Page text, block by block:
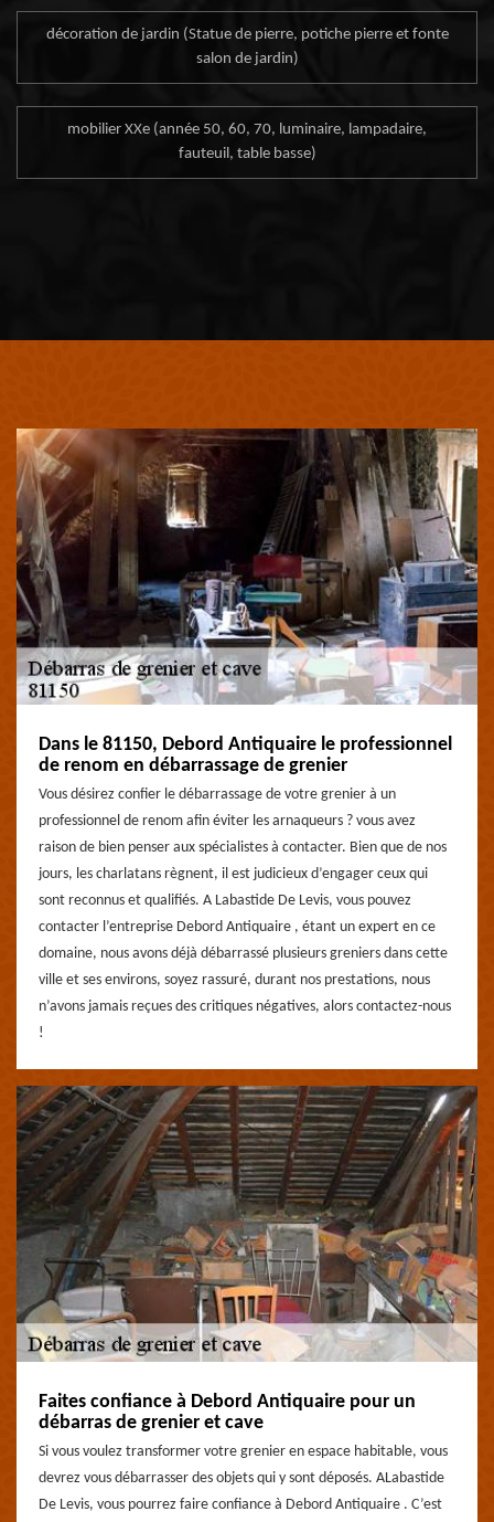
décoration de jardin (Statue de pierre, potiche pierre et fonte
salon de jardin)
mobilier XXe (année 50, 60, 70, luminaire, lampadaire,
fauteuil, table basse)
Dans le 81150, Debord Antiquaire le professionnel
de renom en débarrassage de grenier
Vous désirez confier le débarrassage de votre grenier à un
professionnel de renom afin éviter les arnaqueurs ? vous avez
raison de bien penser aux spécialistes à contacter. Bien que de nos
jours, les charlatans règnent, il est judicieux d’engager ceux qui
sont reconnus et qualifiés. A Labastide De Levis, vous pouvez
contacter l’entreprise Debord Antiquaire , étant un expert en ce
domaine, nous avons déjà débarrassé plusieurs greniers dans cette
ville et ses environs, soyez rassuré, durant nos prestations, nous
n’avons jamais reçues des critiques négatives, alors contactez-nous
!
Faites confiance à Debord Antiquaire pour un
débarras de grenier et cave
Si vous voulez transformer votre grenier en espace habitable, vous
devrez vous débarrasser des objets qui y sont déposés. ALabastide
De Levis, vous pourrez faire confiance à Debord Antiquaire . C’est